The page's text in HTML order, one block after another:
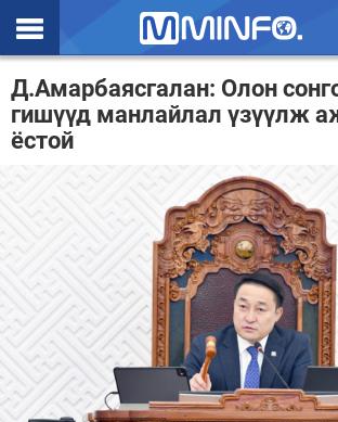
Эхлэл
Цаг агаар
Валют ханш
Улс төр
Эдийн засаг
Үзэл бодол
Спорт
Нийгэм
Д.Амарбаясгалан: Олон
гишүүд манлайлал үзүүлж
ёстой